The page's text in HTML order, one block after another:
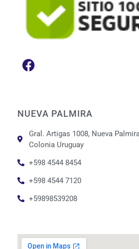
NUEVA PALMIRA
Gral. Artigas 1008, Nueva
Colonia Uruguay
+598 4544 8454
+598 4544 7120
+59898539208